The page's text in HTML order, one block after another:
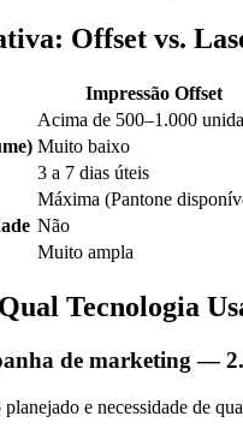
Offset vs.
Impressão Offset
Acima de 500–1.000
Muito baixo
3 a 7 dias úteis
Máxima (Pantone
Não
Muito ampla
Tecnologia
de marketing —
e necessidade de